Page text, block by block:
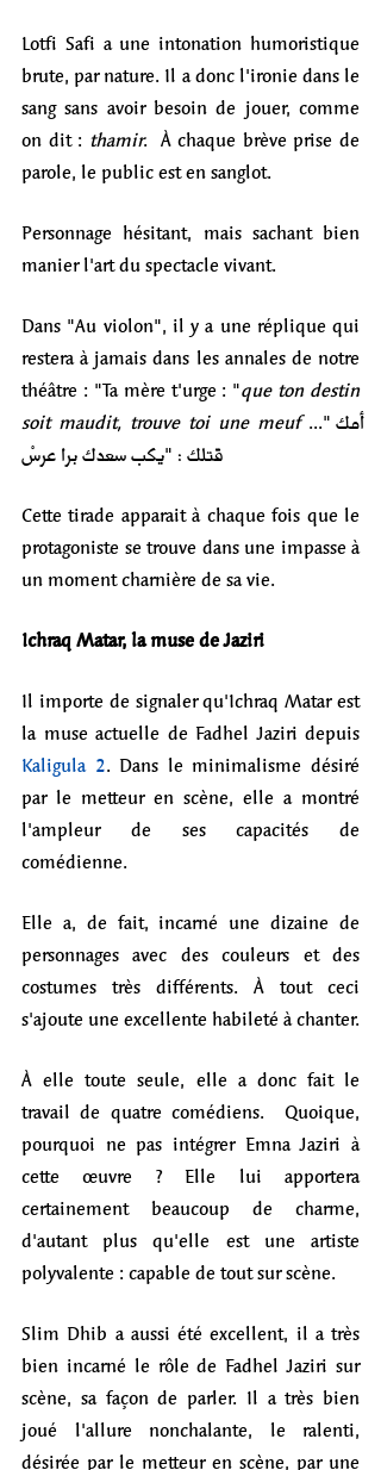
Lotfi Safi a une intonation humoristique
brute, par nature. Il a donc l'ironie dans le
sang sans avoir besoin de jouer, comme
on dit : thamir.  À chaque brève prise de
parole, le public est en sanglot.
Personnage hésitant, mais sachant bien
manier l'art du spectacle vivant.
Dans "Au violon", il y a une réplique qui
restera à jamais dans les annales de notre
théâtre : "Ta mère t'urge : "que ton destin
soit maudit, trouve toi une meuf ..."
قتلك : "يكب سعدك برا عرسْ
Cette tirade apparait à chaque fois que le
protagoniste se trouve dans une impasse à
un moment charnière de sa vie.
Ichraq Matar, la muse de Jaziri
Il importe de signaler qu'Ichraq Matar est
Kaligula 2. Dans le minimalisme désiré
par le metteur en scène, elle a montré
l'ampleur de ses capacités de
comédienne.
Elle a, de fait, incarné une dizaine de
personnages avec des couleurs et des
costumes très différents. À tout ceci
À elle toute seule, elle a donc fait le
travail de quatre comédiens.  Quoique,
pourquoi ne pas intégrer Emna Jaziri à
cette œuvre ? Elle lui apportera
certainement beaucoup de charme,
d'autant plus qu'elle est une artiste
polyvalente : capable de tout sur scène.
Slim Dhib a aussi été excellent, il a très
bien incarné le rôle de Fadhel Jaziri sur
scène, sa façon de parler. Il a très bien
joué l'allure nonchalante, le ralenti,
désirée par le metteur en scène, par une